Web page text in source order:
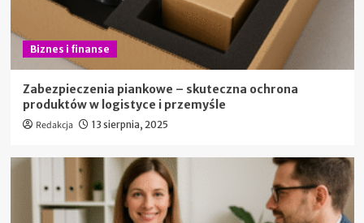
Biznes i finanse
Zabezpieczenia piankowe – skuteczna ochrona
produktów w logistyce i przemyśle
Redakcja 13 sierpnia, 2025